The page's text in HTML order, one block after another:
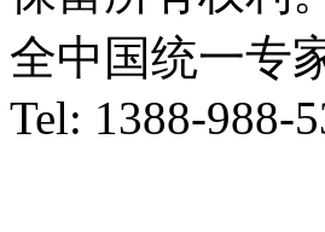
全中国统一专
Tel: 1388-988-